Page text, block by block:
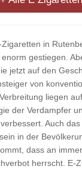
in
gestiegen.
jetzt auf den
von
liegen
der Verdampfer
Auch das
in der
dass an
herrscht. E-